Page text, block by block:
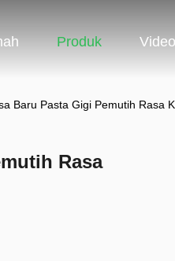
Produk Video
Baru Pasta Gigi Pemutih Rasa
Rasa